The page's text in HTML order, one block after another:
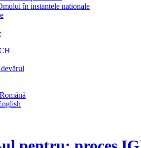
în instantele nationale
Română